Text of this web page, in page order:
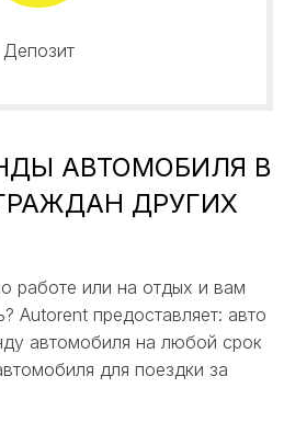
Депозит
АВТОМОБИЛЯ В
ДРУГИХ
работе или на отдых и вам
Autorent предоставляет: авто
автомобиля на любой срок
для поездки за